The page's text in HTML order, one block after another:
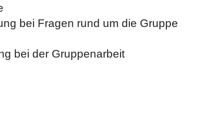
bei Fragen rund um die Gruppe
bei der Gruppenarbeit